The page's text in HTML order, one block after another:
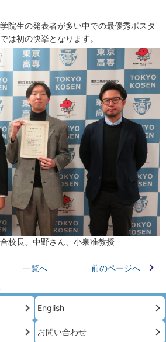
院生の発表者が多い中での最優秀ポスタ
は初の快挙となります。
中野さん、小泉准教授
一覧へ
前のページへ
English
お問い合わせ